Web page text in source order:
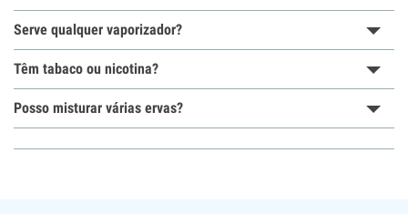
Serve qualquer vaporizador?
Têm tabaco ou nicotina?
Posso misturar várias ervas?